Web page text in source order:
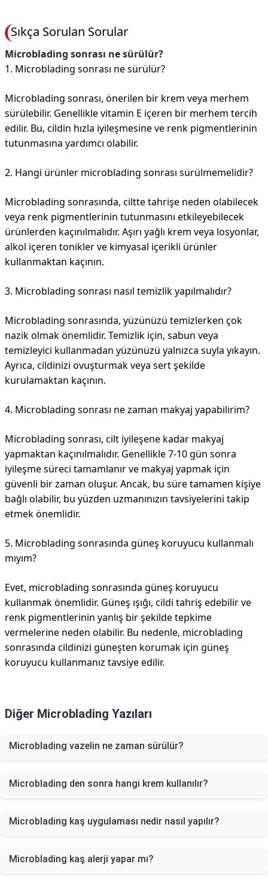
Sıkça Sorulan Sorular
Microblading sonrası ne sürülür?
1. Microblading sonrası ne sürülür?
Microblading sonrası, önerilen bir krem veya merhem
sürülebilir. Genellikle vitamin E içeren bir merhem tercih
edilir. Bu, cildin hızla iyileşmesine ve renk pigmentlerinin
tutunmasına yardımcı olabilir.
2. Hangi ürünler microblading sonrası sürülmemelidir?
Microblading sonrasında, ciltte tahrişe neden olabilecek
veya renk pigmentlerinin tutunmasını etkileyebilecek
ürünlerden kaçınılmalıdır. Aşırı yağlı krem veya losyonlar,
alkol içeren tonikler ve kimyasal içerikli ürünler
kullanmaktan kaçının.
3. Microblading sonrası nasıl temizlik yapılmalıdır?
Microblading sonrasında, yüzünüzü temizlerken çok
nazik olmak önemlidir. Temizlik için, sabun veya
temizleyici kullanmadan yüzünüzü yalnızca suyla yıkayın.
Ayrıca, cildinizi ovuşturmak veya sert şekilde
kurulamaktan kaçının.
4. Microblading sonrası ne zaman makyaj yapabilirim?
Microblading sonrası, cilt iyileşene kadar makyaj
yapmaktan kaçınılmalıdır. Genellikle 7-10 gün sonra
iyileşme süreci tamamlanır ve makyaj yapmak için
güvenli bir zaman oluşur. Ancak, bu süre tamamen kişiye
bağlı olabilir, bu yüzden uzmanınızın tavsiyelerini takip
etmek önemlidir.
5. Microblading sonrasında güneş koruyucu kullanmalı
mıyım?
Evet, microblading sonrasında güneş koruyucu
kullanmak önemlidir. Güneş ışığı, cildi tahriş edebilir ve
renk pigmentlerinin yanlış bir şekilde tepkime
vermelerine neden olabilir. Bu nedenle, microblading
sonrasında cildinizi güneşten korumak için güneş
koruyucu kullanmanız tavsiye edilir.
Diğer Microblading Yazıları
Microblading vazelin ne zaman sürülür?
Microblading den sonra hangi krem kullanılır?
Microblading kaş uygulaması nedir nasıl yapılır?
Microblading kaş alerji yapar mı?